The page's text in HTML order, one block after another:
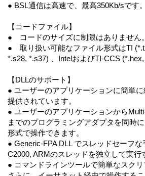
● BSL通信は高速で、最高350Kb/sです。
【コードファイル】
● コードのサイズに制限はありません。
● 取り扱い可能なファイル形式はTI
*.s28, *.s37) 、IntelおよびTI-CCS (*.hex,
【DLLのサポート】
● ユーザーのアプリケーションに簡単
提供されています。
● ユーザーのアプリケーションから
までのプログラミングアダプタを同時
形式で操作できます。
● Generic-FPA DLL でスレッドセーフな
C2000, ARMのスレッドを独立して実行
● コマンドラインツールで簡単なスクリ